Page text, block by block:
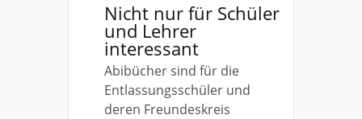
Nicht nur für Schüler
und Lehrer
interessant
Abibücher sind für die
Entlassungsschüler und
deren Freundeskreis